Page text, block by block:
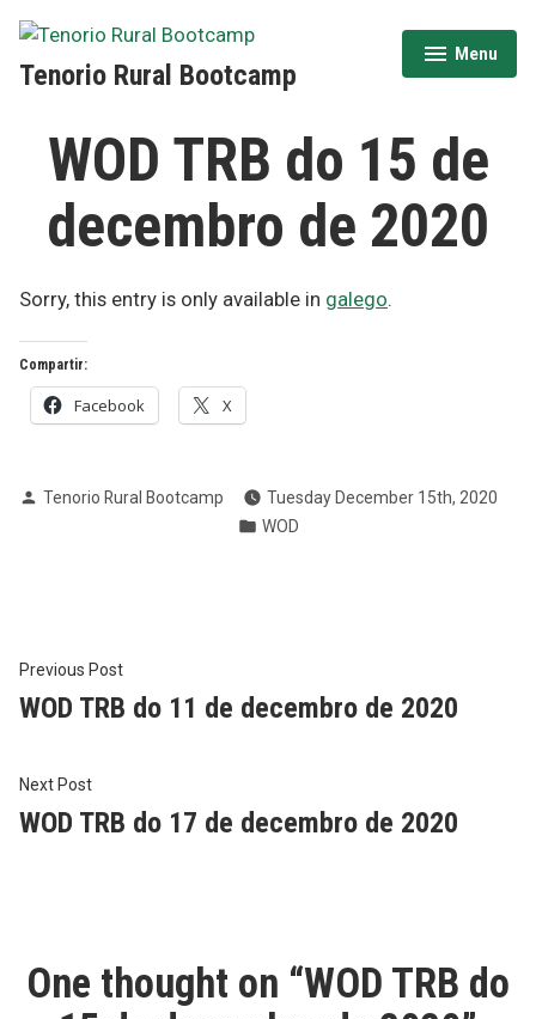
content
Tenorio Rural Bootcamp
Menu
expanded
collapsed
WOD TRB do 15 de
decembro de 2020
Sorry, this entry is only available in galego.
Compartir:
Facebook X
Posted
Tenorio Rural Bootcamp
Tuesday December 15th, 2020
Posted
WOD
Post
navigation
Previous PostPrevious
post:
WOD TRB do 11 de decembro de 2020
Next PostNext
post:
WOD TRB do 17 de decembro de 2020
One thought on “WOD TRB do